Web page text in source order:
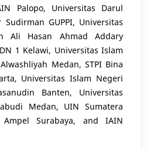
Palopo, Universitas Darul
GUPPI, Universitas
Ali Hasan Ahmad Addary
1 Kelawi, Universitas Islam
Medan, STPI Bina
Universitas Islam Negeri
Banten, Universitas
Medan, UIN Sumatera
Surabaya, and IAIN